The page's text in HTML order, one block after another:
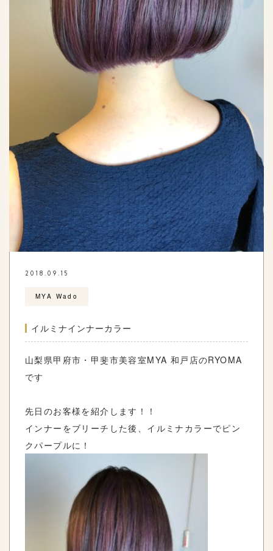
2018.09.15
MYA Wado
イルミナインナーカラー
山梨県甲府市・甲斐市美容室MYA 和戸店のRYOMA
です
先日のお客様を紹介します！！
インナーをブリーチした後、イルミナカラーでピン
クパープルに！